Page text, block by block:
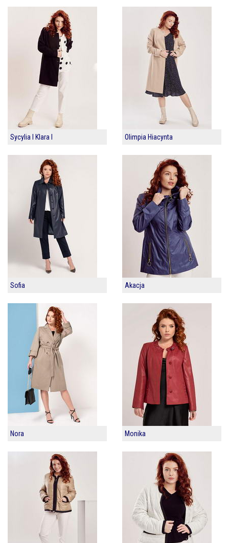
Sycylia I Klara I Olimpia Hiacynta
Sofia Akacja
Nora Monika